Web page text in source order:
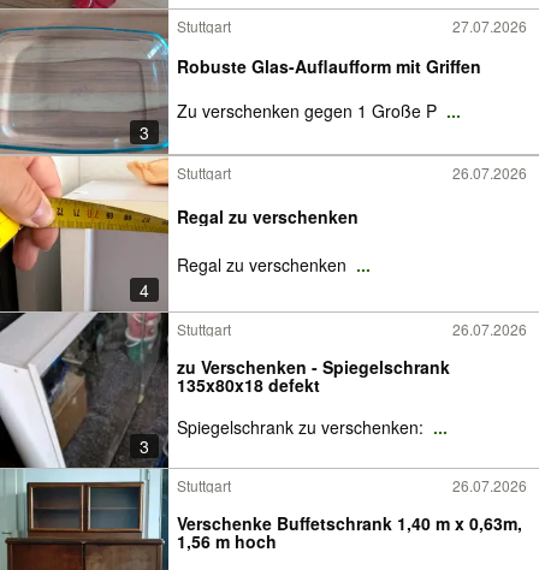
3
Stuttgart 27.07.2026
Robuste Glas-Auflaufform mit Griffen
Zu verschenken gegen 1 Große P ...
4
Stuttgart 26.07.2026
Regal zu verschenken
Regal zu verschenken ...
3
Stuttgart 26.07.2026
zu Verschenken - Spiegelschrank
135x80x18 defekt
Spiegelschrank zu verschenken: ...
Stuttgart 26.07.2026
Verschenke Buffetschrank 1,40 m x 0,63m,
1,56 m hoch